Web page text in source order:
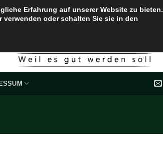
Erfahrung auf unserer Website zu bieten.
verwenden oder schalten Sie sie in den